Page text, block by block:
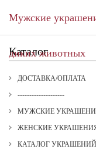
Мужские
диких животных
Каталог
ДОСТАВКА/ОПЛАТА
--------------------
МУЖСКИЕ
ЖЕНСКИЕ
КАТАЛОГ УКРАШЕНИЙ